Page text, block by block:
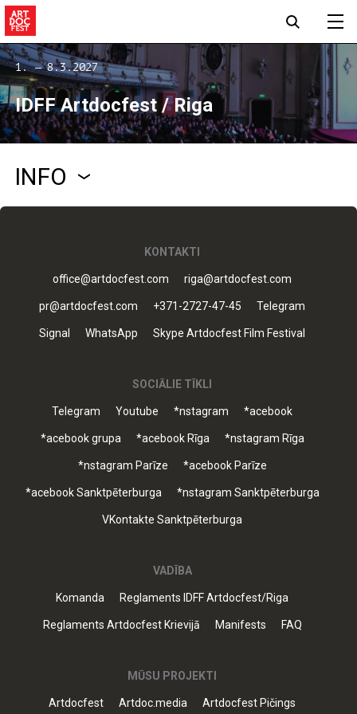
1. — 8.3.2027
IDFF Artdocfest / Riga
INFO
KONTAKTI
office@artdocfest.com riga@artdocfest.com
pr@artdocfest.com +371-2727-47-45 Telegram
Signal WhatsApp Skype Artdocfest Film Festival
SOCIĀLIE TĪKLI
Telegram Youtube *nstagram *acebook
*acebook grupa *acebook Rīga *nstagram Rīga
*nstagram Parīze *acebook Parīze
*acebook Sanktpēterburga *nstagram Sanktpēterburga
VKontakte Sanktpēterburga
VADĪBA
Komanda Reglaments IDFF Artdocfest/Riga
Reglaments Artdocfest Krievijā Manifests FAQ
MŪSU PROJEKTI
Artdocfest Artdoc.media Artdocfest Pičings